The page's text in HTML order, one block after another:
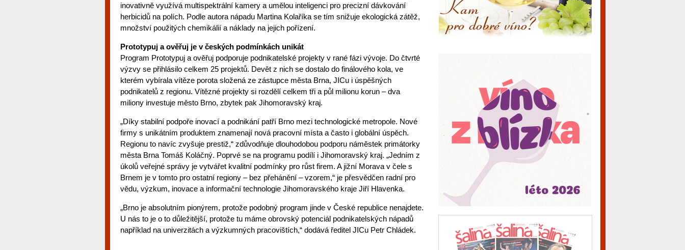
inovativně využívá multispektrální kamery a umělou inteligenci pro precizní dávkování
herbicidů na polích. Podle autora nápadu Martina Kolaříka se tím snižuje ekologická zátěž,
množství použitých chemikálií a náklady na jejich pořízení.
Prototypuj a ověřuj je v českých podmínkách unikát
Program Prototypuj a ověřuj podporuje podnikatelské projekty v rané fázi vývoje. Do čtvrté
výzvy se přihlásilo celkem 25 projektů. Devět z nich se dostalo do finálového kola, ve
kterém vybírala vítěze porota složená ze zástupce města Brna, JICu i úspěšných
podnikatelů z regionu. Vítězné projekty si rozdělí celkem tři a půl milionu korun – dva
miliony investuje město Brno, zbytek pak Jihomoravský kraj.
„Díky stabilní podpoře inovací a podnikání patří Brno mezi technologické metropole. Nové
firmy s unikátním produktem znamenají nová pracovní místa a často i globální úspěch.
Regionu to navíc zvyšuje prestiž,“ zdůvodňuje dlouhodobou podporu náměstek primátorky
města Brna Tomáš Koláčný. Poprvé se na programu podílí i Jihomoravský kraj. „Jedním z
úkolů veřejné správy je vytvářet kvalitní podmínky pro růst firem. A jižní Morava v čele s
Brnem je v tomto pro ostatní regiony – bez přehánění – vzorem,“ je přesvědčen radní pro
vědu, výzkum, inovace a informační technologie Jihomoravského kraje Jiří Hlavenka.
„Brno je absolutním pionýrem, protože podobný program jinde v České republice nenajdete.
U nás to je o to důležitější, protože tu máme obrovský potenciál podnikatelských nápadů
například na univerzitách a výzkumných pracovištích,“ dodává ředitel JICu Petr Chládek.